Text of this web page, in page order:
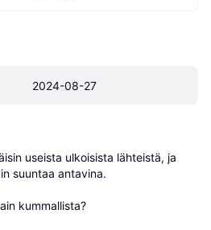
2024-08-27
useista ulkoisista lähteistä, ja
suuntaa antavina.
kummallista?